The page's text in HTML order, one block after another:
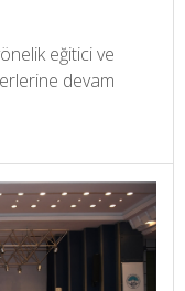
eğitici ve
devam